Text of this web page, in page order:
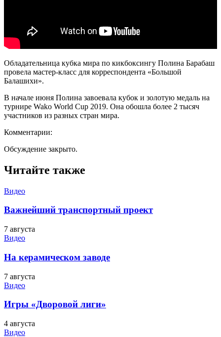
Обладательница кубка мира по кикбоксингу Полина Барабаш
провела мастер-класс для корреспондента «Большой
Балашихи».
В начале июня Полина завоевала кубок и золотую медаль на
турнире Wako World Cup 2019. Она обошла более 2 тысяч
участников из разных стран мира.
Комментарии:
Обсуждение закрыто.
Читайте также
Видео
Важнейший транспортный проект
7 августа
Видео
На керамическом заводе
7 августа
Видео
Игры «Дворовой лиги»
4 августа
Видео